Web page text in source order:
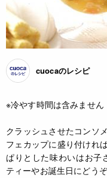
cuocaのレシピ
※冷やす時間は含みません
クラッシュさせたコンソ
フェカップに盛り付けれ
ぱりとした味わいはお子
ティーやお誕生日にどうぞ